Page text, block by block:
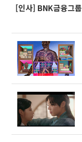
[인사] BNK금융그룹